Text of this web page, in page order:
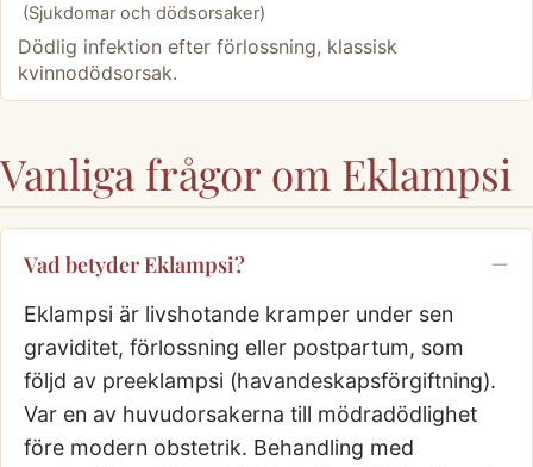
(Sjukdomar och dödsorsaker)
Dödlig infektion efter förlossning, klassisk
kvinnodödsorsak.
Vanliga frågor om Eklampsi
Vad betyder Eklampsi?
Eklampsi är livshotande kramper under sen
graviditet, förlossning eller postpartum, som
följd av preeklampsi (havandeskapsförgiftning).
Var en av huvudorsakerna till mödradödlighet
före modern obstetrik. Behandling med